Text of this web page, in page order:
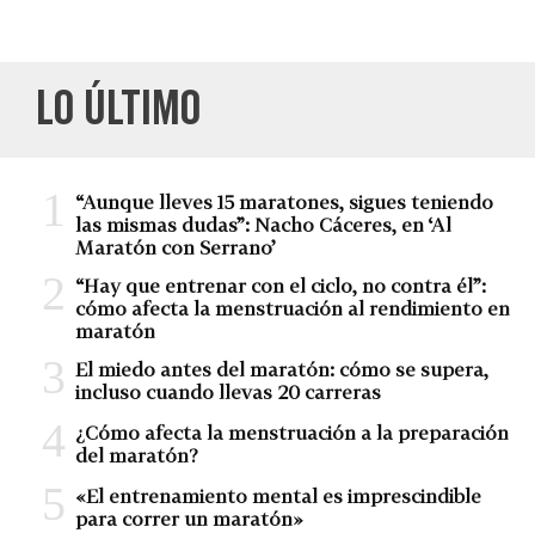
LO ÚLTIMO
“Aunque lleves 15 maratones, sigues teniendo
las mismas dudas”: Nacho Cáceres, en ‘Al
Maratón con Serrano’
“Hay que entrenar con el ciclo, no contra él”:
cómo afecta la menstruación al rendimiento en
maratón
El miedo antes del maratón: cómo se supera,
incluso cuando llevas 20 carreras
¿Cómo afecta la menstruación a la preparación
del maratón?
«El entrenamiento mental es imprescindible
para correr un maratón»